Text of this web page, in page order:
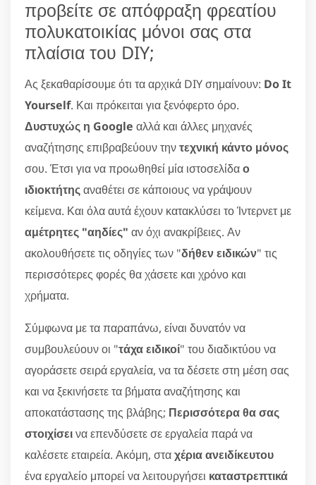
προβείτε σε απόφραξη φρεατίου
πολυκατοικίας μόνοι σας στα
πλαίσια του DIY;
Ας ξεκαθαρίσουμε ότι τα αρχικά DIY σημαίνουν: Do It
Yourself. Και πρόκειται για ξενόφερτο όρο.
Δυστυχώς η Google αλλά και άλλες μηχανές
αναζήτησης επιβραβεύουν τηντεχνική κάντο μόνος
σου. Έτσι για να προωθηθεί μία ιστοσελίδαο
ιδιοκτήτηςαναθέτει σε κάποιους να γράψουν
κείμενα. Και όλα αυτά έχουν κατακλύσει το Ίντερνετ με
αμέτρητες "αηδίες" αν όχι ανακρίβειες. Αν
ακολουθήσετε τις οδηγίες των "δήθεν ειδικών" τις
περισσότερες φορές θα χάσετε και χρόνο και
χρήματα.
Σύμφωνα με τα παραπάνω, είναι δυνατόν να
συμβουλεύουν οι "τάχα ειδικοί" του διαδικτύου να
αγοράσετε σειρά εργαλεία, να τα δέσετε στη μέση σας
και να ξεκινήσετε τα βήματα αναζήτησης και
αποκατάστασης της βλάβης; Περισσότερα θα σας
στοιχίσεινα επενδύσετε σε εργαλεία παρά να
καλέσετε εταιρεία. Ακόμη, σταχέρια ανειδίκευτου
ένα εργαλείο μπορεί να λειτουργήσει καταστρεπτικά